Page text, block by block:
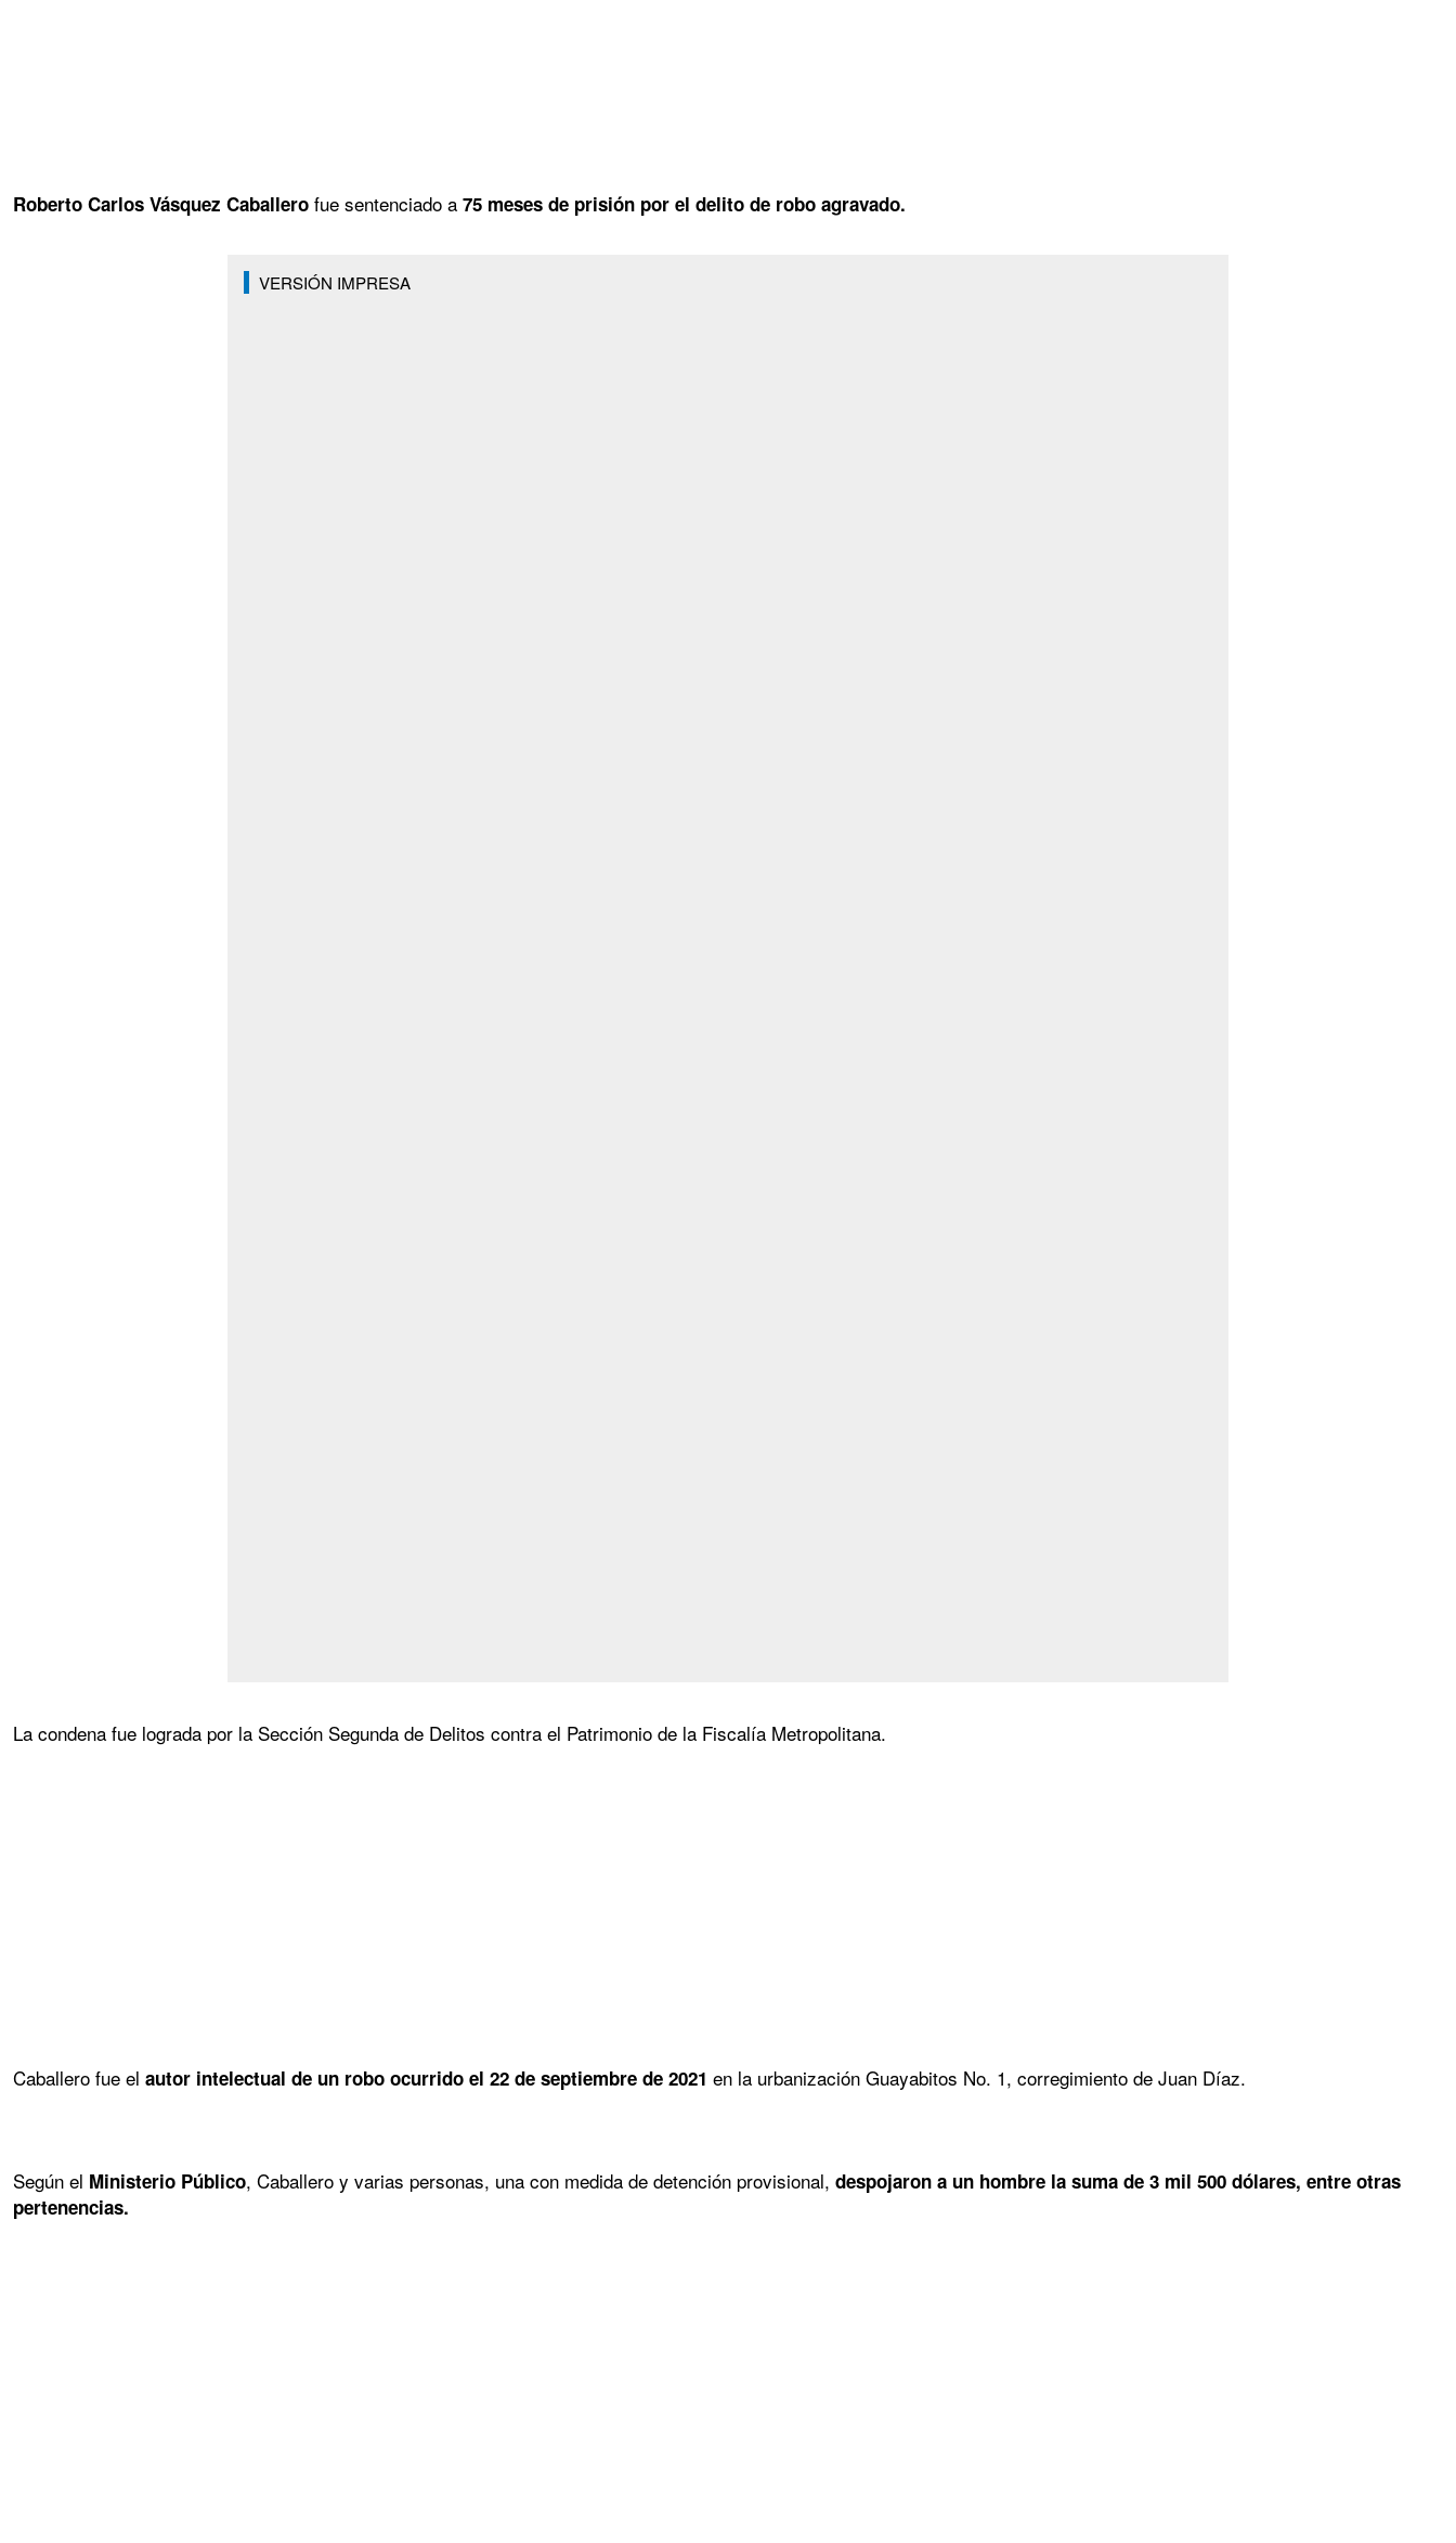
Roberto Carlos Vásquez Caballero fue sentenciado a 75 meses de prisión por el delito de robo agravado.
VERSIÓN IMPRESA
La condena fue lograda por la Sección Segunda de Delitos contra el Patrimonio de la Fiscalía Metropolitana.
Caballero fue el autor intelectual de un robo ocurrido el 22 de septiembre de 2021 en la urbanización Guayabitos No. 1, corregimiento de Juan Díaz.
Según el Ministerio Público, Caballero y varias personas, una con medida de detención provisional, despojaron a un hombre la suma de 3 mil 500 dólares, entre otras
pertenencias.